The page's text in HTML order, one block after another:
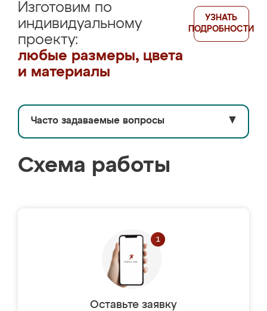
Изготовим по
индивидуальному
проекту:
любые размеры, цвета
и материалы
УЗНАТЬ
ПОДРОБНОСТИ
Часто задаваемые вопросы ▼
Схема работы
Оставьте заявку